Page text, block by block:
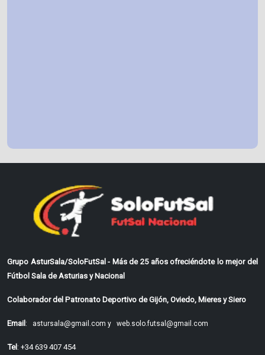
Grupo AsturSala/SoloFutSal - Más de 25 años ofreciéndote lo mejor del
Fútbol Sala de Asturias y Nacional
Colaborador del Patronato Deportivo de Gijón, Oviedo, Mieres y Siero
Email: astursala@gmail.com y web.solo.futsal@gmail.com
Tel: +34 639 407 454